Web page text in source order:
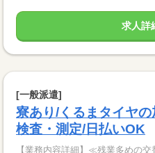
求人詳
[一般派遣]
寮あり/くるまタイヤ
検査・測定/日払いOK
【業務内容詳細】≪残業多めの